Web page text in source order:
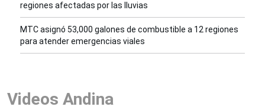
regiones afectadas por las lluvias
MTC asignó 53,000 galones de combustible a 12 regiones
para atender emergencias viales
Videos Andina